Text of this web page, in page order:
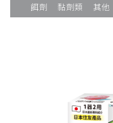
餌劑
黏劑類 其他